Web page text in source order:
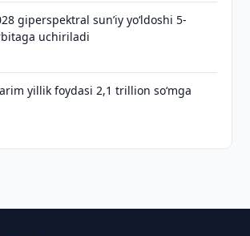
giperspektral sun’iy yo‘ldoshi 5-
uchiriladi
yillik foydasi 2,1 trillion so‘mga